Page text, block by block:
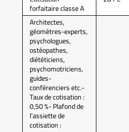
forfaitaire classe A
Architectes,
géomètres-experts,
psychologues,
ostéopathes,
diététiciens,
psychomotriciens,
guides-
conférenciers etc.-
Taux de cotisation :
0,50 %- Plafond de
l’assiette de
cotisation :